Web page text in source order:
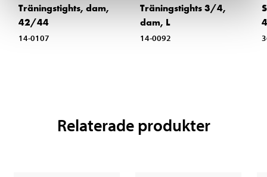
Träningstights, dam,
42/44
14-0107
Träningstights 3/4,
dam, L
14-0092
Relaterade produkter